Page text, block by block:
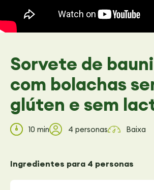
Sorvete de
com bolachas
glúten e sem
10 min 4 personas Baixa
Ingredientes para 4 personas